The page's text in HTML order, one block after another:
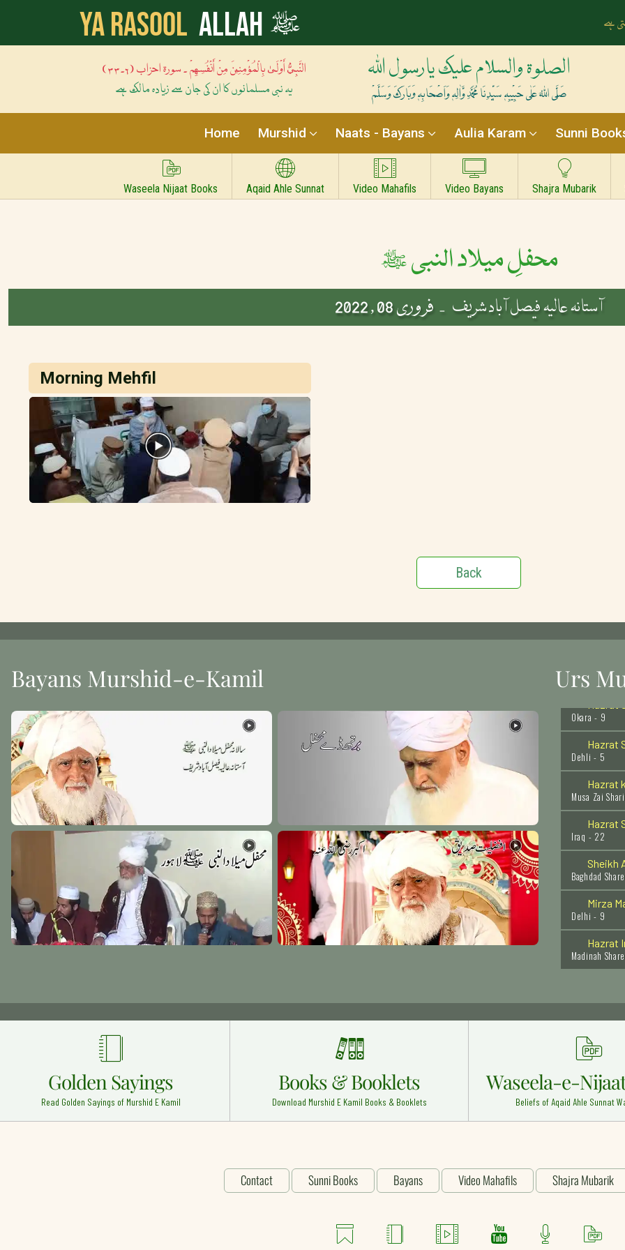
Ya Rasool Allah ﷺ رات بنتی ہے
النَّبِيُّ أَوْلَىٰ بِالْمُؤْمِنِينَ مِنْ أَنْفُسِهِمْ ۔ سورۃ احزاب (۶۔۳۳)
یہ نبی مسلمانوں کا ان کی جان سے زیادہ مالک ہے
الصلوۃ والسلام علیک یارسول اللہ
صَلَّی اللہُ عَلٰی حَبِیْبِہٖ سَیِّدِنَا مُحَمَّدِ وَّاٰلِہٖ وَاَصْحَابِہٖ وَبَارَکَ وَسَلَّمْ
Home Murshid Naats - Bayans Aulia Karam Sunni
Waseela Nijaat Books Aqaid Ahle Sunnat Video Mahafils Video Bayans Shajra Mubarik
محفلِ میلاد النبی ﷺ
آستانہ عالیہ فیصل آباد شریف - فروری 08 , 2022
Morning Mehfil
Back
Bayans Murshid-e-Kamil Urs
Bareilly
Okara - 9
Hazrat
Dehli - 5
Hazrat
Musa Zai
Hazrat
Iraq - 22
Sheikh
Baghdad
Mirza
Delhi - 9
Hazrat
Madinah
Hazrat
Karachi - 20
Hazrat
Dehli - 25
Hazrat
Penukonda -
Hazrat
Fatehpur Sikri
Peli Bheet
Golden Sayings
Read Golden Sayings of Murshid E Kamil
Books & Booklets
Download Murshid E Kamil Books & Booklets
Waseela-e-
Beliefs of Aqaid Ahle Sunnat
Contact Sunni Books Bayans Video Mahafils Shajra Mubarik
Home Murshid Pak Books
Video Mehfils
YouTube